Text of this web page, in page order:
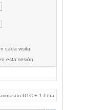
cada visita
esta sesión
son UTC + 1 hora